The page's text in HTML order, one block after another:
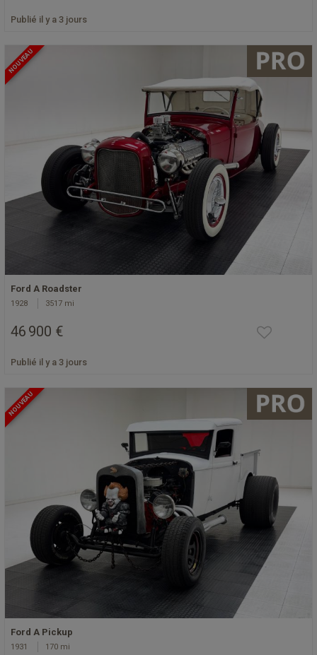
Publié il y a 3 jours
NOUVEAU
Ford A Roadster
1928 3517 mi
46 900 €
Publié il y a 3 jours
NOUVEAU
Ford A Pickup
1931 170 mi